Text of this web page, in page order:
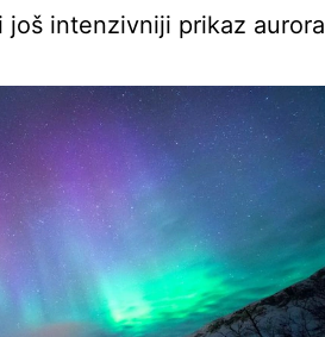
intenzivniji prikaz aurora